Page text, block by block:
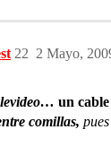
2 Mayo,
22
un
comillas,